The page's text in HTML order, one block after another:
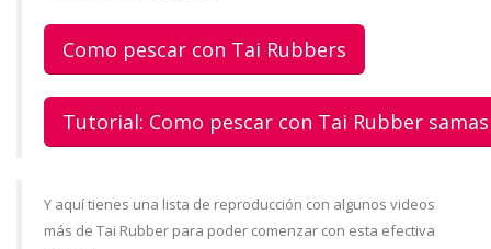
Como pescar con Tai Rubbers
Tutorial: Como pescar con Tai Rubber
Y aquí tienes una lista de reproducción con algunos videos
más de Tai Rubber para poder comenzar con esta efectiva